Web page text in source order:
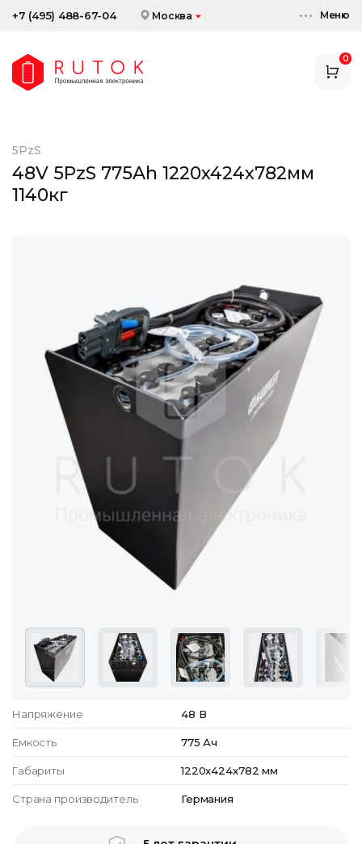
+7 (495) 488-67-04 Москва Меню
0
АККУМУЛЯТОРЫ
СКИДКИ И АКЦИИ
5PzS
48V 5PzS 775Ah 1220x424x782мм
1140кг
Напряжение 48 В
Емкость 775 Ач
Габариты 1220x424x782 мм
Страна производитель Германия